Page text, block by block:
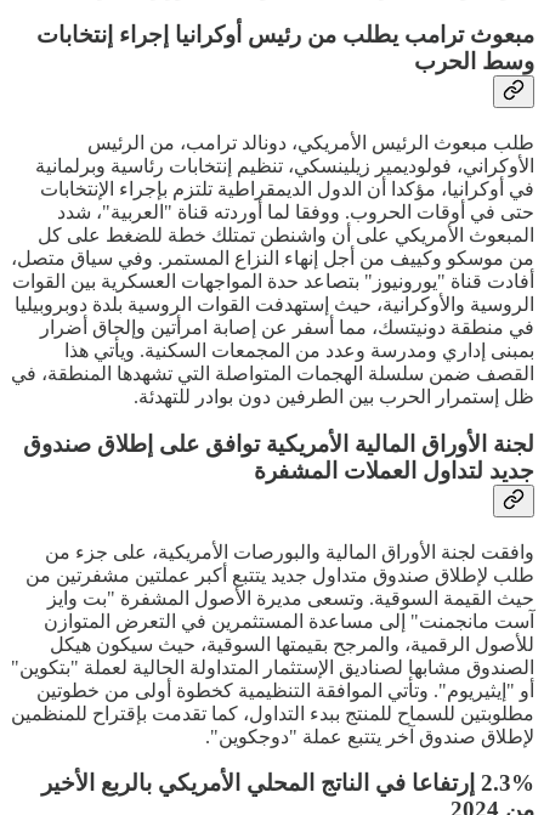
مبعوث ترامب يطلب من رئيس أوكرانيا إجراء إنتخابات
وسط الحرب
طلب مبعوث الرئيس الأمريكي، دونالد ترامب، من الرئيس
الأوكراني، فولوديمير زيلينسكي، تنظيم إنتخابات رئاسية وبرلمانية
في أوكرانيا، مؤكدا أن الدول الديمقراطية تلتزم بإجراء الإنتخابات
حتى في أوقات الحروب. ووفقا لما أوردته قناة "العربية"، شدد
المبعوث الأمريكي على أن واشنطن تمتلك خطة للضغط على كل
من موسكو وكييف من أجل إنهاء النزاع المستمر. وفي سياق متصل،
أفادت قناة "يورونيوز" بتصاعد حدة المواجهات العسكرية بين القوات
الروسية والأوكرانية، حيث إستهدفت القوات الروسية بلدة دوبروبيليا
في منطقة دونيتسك، مما أسفر عن إصابة امرأتين وإلحاق أضرار
بمبنى إداري ومدرسة وعدد من المجمعات السكنية. ويأتي هذا
القصف ضمن سلسلة الهجمات المتواصلة التي تشهدها المنطقة، في
ظل إستمرار الحرب بين الطرفين دون بوادر للتهدئة.
لجنة الأوراق المالية الأمريكية توافق على إطلاق صندوق
جديد لتداول العملات المشفرة
وافقت لجنة الأوراق المالية والبورصات الأمريكية، على جزء من
طلب لإطلاق صندوق متداول جديد يتتبع أكبر عملتين مشفرتين من
حيث القيمة السوقية. وتسعى مديرة الأصول المشفرة "بت وايز
آست مانجمنت" إلى مساعدة المستثمرين في التعرض المتوازن
للأصول الرقمية، والمرجح بقيمتها السوقية، حيث سيكون هيكل
الصندوق مشابها لصناديق الإستثمار المتداولة الحالية لعملة "بتكوين"
أو "إيثيريوم". وتأتي الموافقة التنظيمية كخطوة أولى من خطوتين
مطلوبتين للسماح للمنتج ببدء التداول، كما تقدمت بإقتراح للمنظمين
لإطلاق صندوق آخر يتتبع عملة "دوجكوين".
2.3% إرتفاعا في الناتج المحلي الأمريكي بالربع الأخير
من 2024